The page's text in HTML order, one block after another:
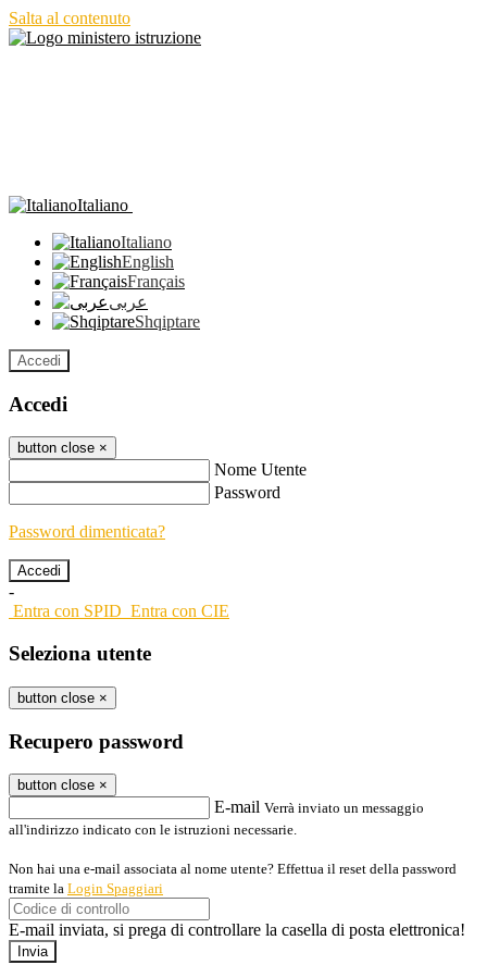
Salta al contenuto
Italiano
Italiano
English
Français
عربى
Shqiptare
Accedi
Accedi
button close ×
Nome Utente
Password
Password dimenticata?
-
Entra con SPID Entra con CIE
Seleziona utente
button close ×
Recupero password
button close ×
E-mail Verrà inviato un messaggio
all'indirizzo indicato con le istruzioni necessarie.
Non hai una e-mail associata al nome utente? Effettua il reset della password
tramite la Login Spaggiari
E-mail inviata, si prega di controllare la casella di posta elettronica!